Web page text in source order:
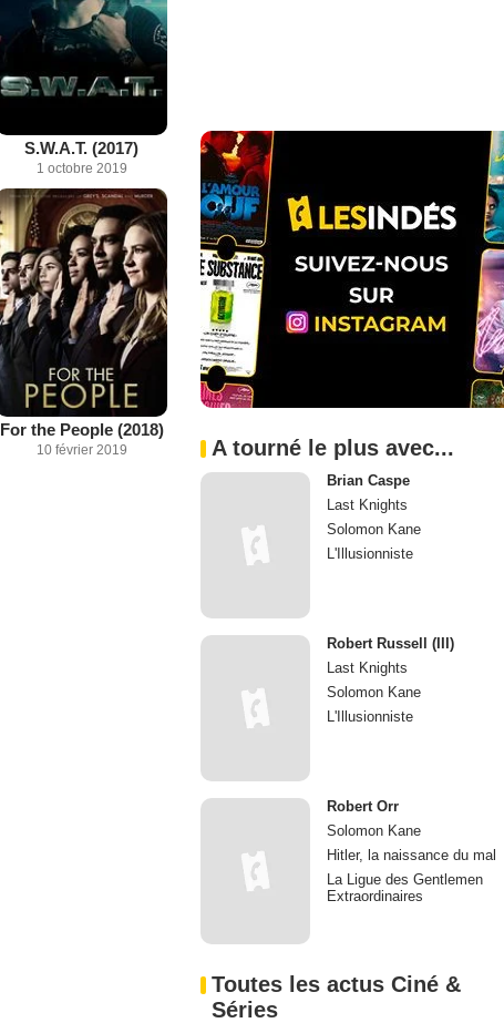
S.W.A.T. (2017)
1 octobre 2019
For the People (2018)
10 février 2019 A tourné le plus avec...
Brian Caspe
Last Knights
Solomon Kane
L'Illusionniste
Robert Russell (III)
Last Knights
Solomon Kane
L'Illusionniste
Robert Orr
Solomon Kane
Hitler, la naissance du mal
La Ligue des Gentlemen
Extraordinaires
Toutes les actus Ciné &
Séries